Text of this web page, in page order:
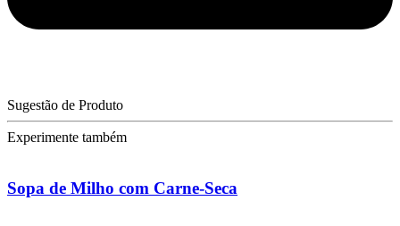
Sugestão de Produto
Experimente também
Sopa de Milho com Carne-Seca